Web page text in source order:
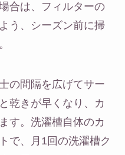
合は、フィルターの
う、シーズン前に掃
の間隔を広げてサー
乾きが早くなり、カ
す。洗濯槽自体のカ
で、月1回の洗濯槽ク